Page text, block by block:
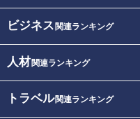
ビジネス 関連ランキング
人材関連ランキング
トラベル関連ランキング